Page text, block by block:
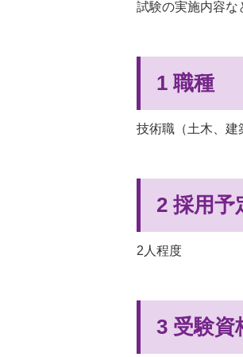
試験の実施内容な
1 職種
技術職（土木、建
2 採用予
2人程度
3 受験資